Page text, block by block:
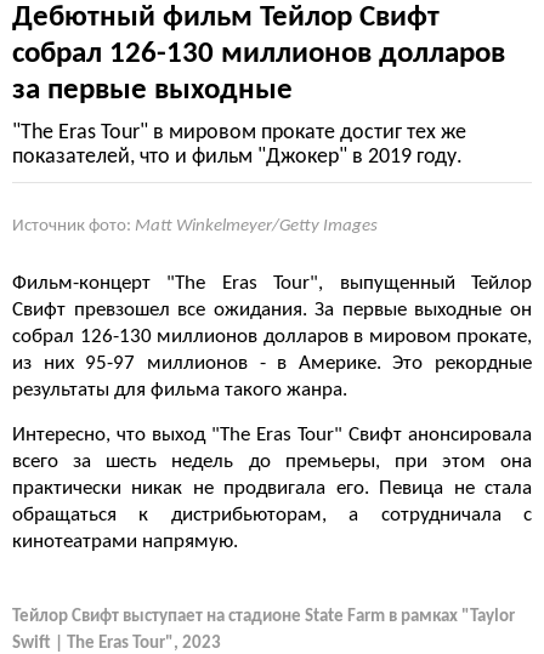
Дебютный фильм Тейлор Свифт
собрал 126-130 миллионов долларов
за первые выходные
"The Eras Tour" в мировом прокате достиг тех же
показателей, что и фильм "Джокер" в 2019 году.
Источник фото: Matt Winkelmeyer/Getty Images
Фильм-концерт "The Eras Tour", выпущенный Тейлор
Свифт превзошел все ожидания. За первые выходные он
собрал 126-130 миллионов долларов в мировом прокате,
из них 95-97 миллионов - в Америке. Это рекордные
результаты для фильма такого жанра.
Интересно, что выход "The Eras Tour" Свифт анонсировала
всего за шесть недель до премьеры, при этом она
практически никак не продвигала его. Певица не стала
обращаться к дистрибьюторам, а сотрудничала с
кинотеатрами напрямую.
Тейлор Свифт выступает на стадионе State Farm в рамках "Taylor
Swift | The Eras Tour", 2023